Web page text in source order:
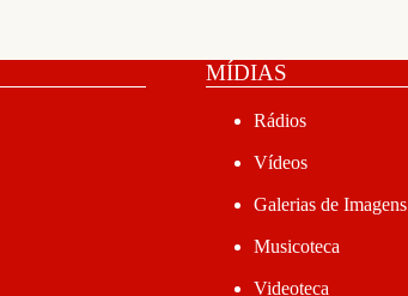
MÍDIAS
Rádios
Vídeos
Galerias de Imagens
Musicoteca
Videoteca